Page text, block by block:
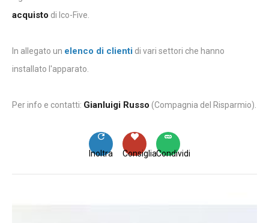
acquisto di Ico-Five.
In allegato un elenco di clienti di vari settori che hanno
installato l'apparato.
Per info e contatti: Gianluigi Russo (Compagnia del Risparmio).
Condividi
Consiglia
Inoltra